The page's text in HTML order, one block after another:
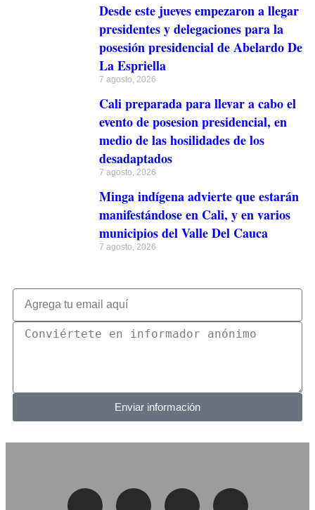
Desde este jueves empezaron a llegar
presidentes y delegaciones para la
posesión presidencial de Abelardo De
La Espriella
7 agosto, 2026
Cali preparada para llevar a cabo el
evento de posesion presidencial, en
medio de las hosilidades de los
desadaptados
7 agosto, 2026
Minga indígena advierte que estarán
manifestándose en Cali, y en varios
municipios del Valle Del Cauca
7 agosto, 2026
Enviar información